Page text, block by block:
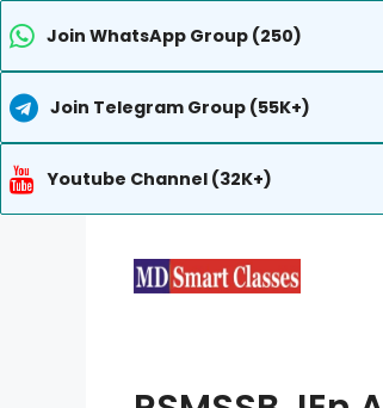
Join WhatsApp Group (250)
Join Telegram Group (55K+)
Youtube Channel (32K+)